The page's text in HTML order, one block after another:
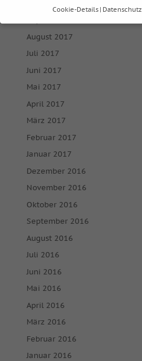
August 2017
Juli 2017
Juni 2017
Mai 2017
April 2017
März 2017
Februar 2017
Januar 2017
Dezember 2016
November 2016
Oktober 2016
September 2016
August 2016
Juli 2016
Juni 2016
Mai 2016
April 2016
März 2016
Februar 2016
Januar 2016
Cookie-Details
Wenn Sie unter 16 Jahre alt
Erziehungsberechtigten um
Wir verwenden Cookies und
unserer Website. Einige von
andere uns helfen, diese
verbessern. Personenbezogene
werden (z. B. IP-Adressen), z. B.
und Inhalte oder Anzeigen- und
Informationen über die
in unserer
Datenschutzerklärung
Hier finden Sie eine Übersicht
Cookies. Sie können Ihre
so nur bestimmte Cookies
Alle akzeptieren
Datenschutzeinstellungen
Essenziell (1)
sind für die einwandfreie Funktion